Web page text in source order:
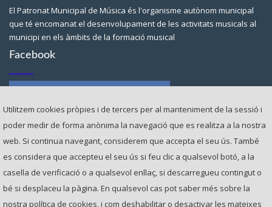
El Patronat Municipal de Música és l'organisme autònom municipal
que té encomanat el desenvolupament de les activitats musicals al
municipi en els àmbits de la formació musical
Facebook
Contacte
Av. de la Generalitat, 27 43480 VILA-SECA (Tarragona)
Utilitzem cookies pròpies i de tercers per al manteniment de la sessió i
poder medir de forma anònima la navegació que es realitza a la nostra
web. Si continua navegant, considerem que accepta el seu ús. ​També
es considera que accepteu el seu ús si feu clic a qualsevol botó, a la
casella de verificació o a qualsevol enllaç, si descarregueu contingut o
bé si desplaceu la pàgina. ​En qualsevol cas pot saber més sobre la
nostra política de cookies, i com deshabilitar o desactivar les mateixes